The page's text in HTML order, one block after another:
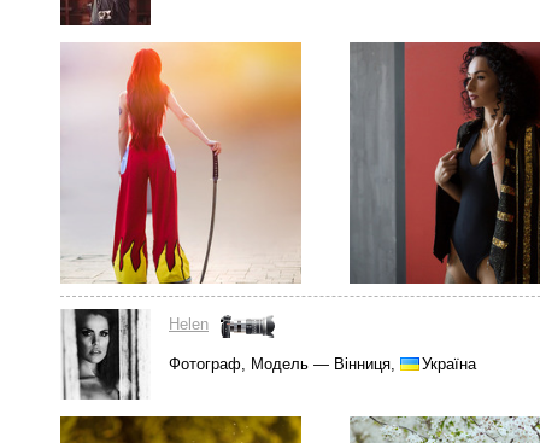
Helen
Фотограф, Модель — Вінниця, Україна